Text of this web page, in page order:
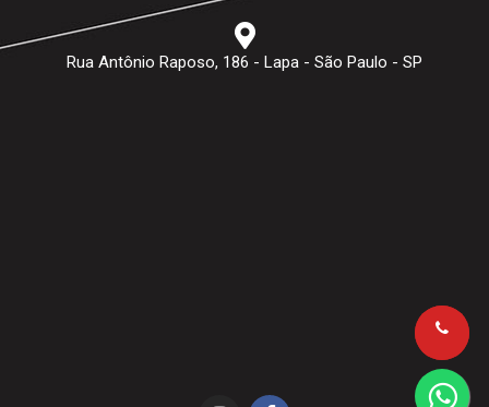
Rua Antônio Raposo, 186 - Lapa - São Paulo - SP